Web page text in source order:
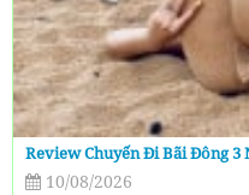
Review Chuyến Đi Bãi Đông 3
10/08/2026